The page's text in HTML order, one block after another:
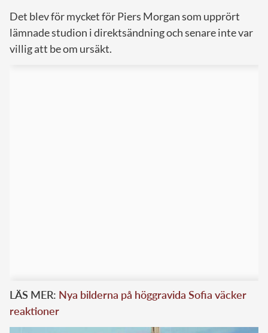
Det blev för mycket för Piers Morgan som upprört
lämnade studion i direktsändning och senare inte var
villig att be om ursäkt.
LÄS MER: Nya bilderna på höggravida Sofia väcker
reaktioner